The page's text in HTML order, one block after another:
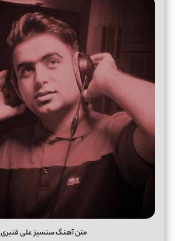
متن آهنگ سنسیز علی قنبری